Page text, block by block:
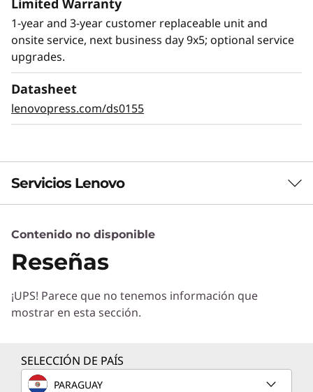
El SR850 V3 está en lo más alto de la lista RAS
(fiabilidad, disponibilidad y capacidad de
servicio). Funciones como el análisis predictivo
de fallos, la detección de errores, la reparación
facilitan la identificación de fallos. XClarity
proporciona una gestión sencilla y
con las operaciones manuales. ThinkShield
protege tu negocio con cada producto, desde
Limited Warranty
1-year and 3-year customer replaceable unit and
onsite service, next business day 9x5; optional service
upgrades.
Datasheet
lenovopress.com/ds0155
Servicios Lenovo
Servicios de Soluciones
Diseñe la mejor estrategia para su empresa.
correcta para sus exclusivas necesidades
empresariales.
Servicios de Implementación
Contenido no disponible
Reseñas
¡UPS! Parece que no tenemos información que
mostrar en esta sección.
SELECCIÓN DE PAÍS
PARAGUAY